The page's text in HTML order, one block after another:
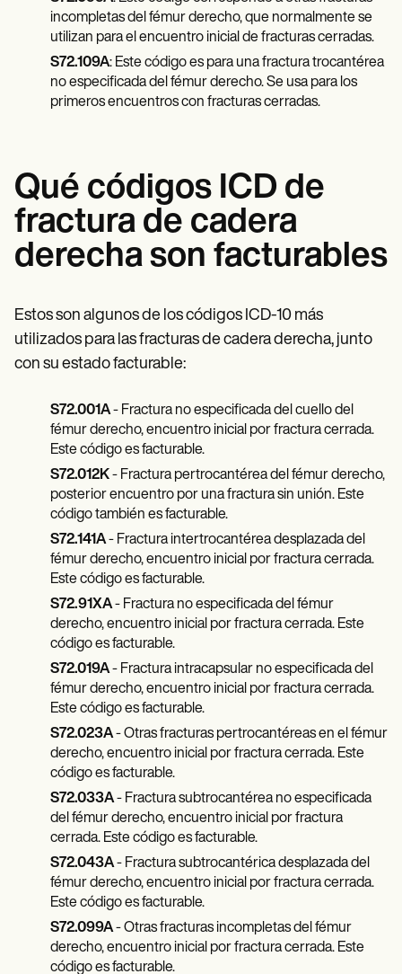
incompletas del fémur derecho, que normalmente se
utilizan para el encuentro inicial de fracturas cerradas.
S72.109A: Este código es para una fractura trocantérea
no especificada del fémur derecho. Se usa para los
primeros encuentros con fracturas cerradas.
Qué códigos ICD de
fractura de cadera
derecha son facturables
Estos son algunos de los códigos ICD-10 más
utilizados para las fracturas de cadera derecha, junto
con su estado facturable:
S72.001A- Fractura no especificada del cuello del
fémur derecho, encuentro inicial por fractura cerrada.
Este código es facturable.
S72.012K- Fractura pertrocantérea del fémur derecho,
posterior encuentro por una fractura sin unión. Este
código también es facturable.
S72.141A- Fractura intertrocantérea desplazada del
fémur derecho, encuentro inicial por fractura cerrada.
Este código es facturable.
S72.91XA- Fractura no especificada del fémur
derecho, encuentro inicial por fractura cerrada. Este
código es facturable.
S72.019A- Fractura intracapsular no especificada del
fémur derecho, encuentro inicial por fractura cerrada.
Este código es facturable.
S72.023A- Otras fracturas pertrocantéreas en el fémur
derecho, encuentro inicial por fractura cerrada. Este
código es facturable.
S72.033A- Fractura subtrocantérea no especificada
del fémur derecho, encuentro inicial por fractura
cerrada. Este código es facturable.
S72.043A- Fractura subtrocantérica desplazada del
fémur derecho, encuentro inicial por fractura cerrada.
Este código es facturable.
S72.099A- Otras fracturas incompletas del fémur
derecho, encuentro inicial por fractura cerrada. Este
código es facturable.